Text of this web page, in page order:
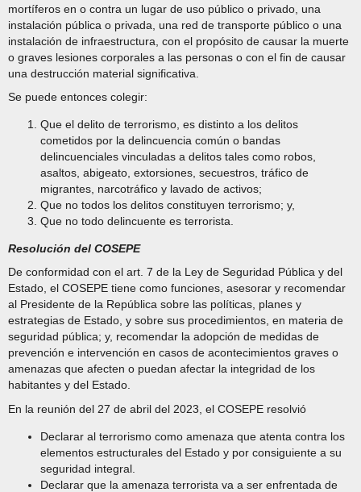
mortíferos en o contra un lugar de uso público o privado, una
instalación pública o privada, una red de transporte público o una
instalación de infraestructura, con el propósito de causar la muerte
o graves lesiones corporales a las personas o con el fin de causar
una destrucción material significativa.
Se puede entonces colegir:
Que el delito de terrorismo, es distinto a los delitos
cometidos por la delincuencia común o bandas
delincuenciales vinculadas a delitos tales como robos,
asaltos, abigeato, extorsiones, secuestros, tráfico de
migrantes, narcotráfico y lavado de activos;
Que no todos los delitos constituyen terrorismo; y,
Que no todo delincuente es terrorista.
Resolución del COSEPE
De conformidad con el art. 7 de la Ley de Seguridad Pública y del
Estado, el COSEPE tiene como funciones, asesorar y recomendar
al Presidente de la República sobre las políticas, planes y
estrategias de Estado, y sobre sus procedimientos, en materia de
seguridad pública; y, recomendar la adopción de medidas de
prevención e intervención en casos de acontecimientos graves o
amenazas que afecten o puedan afectar la integridad de los
habitantes y del Estado.
En la reunión del 27 de abril del 2023, el COSEPE resolvió
Declarar al terrorismo como amenaza que atenta contra los
elementos estructurales del Estado y por consiguiente a su
seguridad integral.
Declarar que la amenaza terrorista va a ser enfrentada de